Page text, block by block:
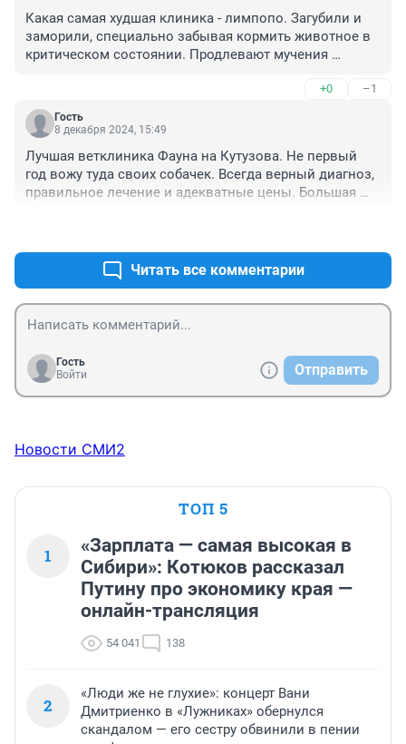
рецедив и повторная, третья операция в Центровет,
где доктор все выполнил ПРАВИЛЬНО и аккуратно!
Назначил грамотное лечение, химию, и наша
клиниках даже прогнозов не давали на месяц.
Какая самая худшая клиника - лимпопо. Загубили и
заморили, специально забывая кормить животное в
критическом состоянии. Продлевают мучения
можно больше денег. Не советую там появляться
если с животным чтото серьезнее простуды - уbьют
+0 –1
Гость
8 декабря 2024, 15:49
Лучшая ветклиника Фауна на Кутузова. Не первый
год вожу туда своих собачек. Всегда верный диагноз,
правильное лечение и адекватные цены. Большая
Читать все комментарии
Гость
Войти
Отправить
Новости СМИ2
ТОП 5
1
«Зарплата — самая высокая в
Сибири»: Котюков рассказал
Путину про экономику края —
онлайн-трансляция
54 041 138
2
«Люди же не глухие»: концерт Вани
Дмитриенко в «Лужниках» обернулся
скандалом — его сестру обвинили в пении